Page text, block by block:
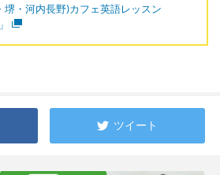
堺・河内長野)カフェ英語レッスン
ツイート